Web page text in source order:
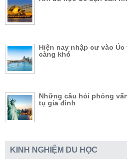
Hiện nay nhập cư vào
càng khó
Những câu hỏi phỏng
tụ gia đình
KINH NGHIỆM DU HỌC